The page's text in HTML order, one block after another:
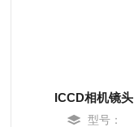
ICCD相机镜头
型号：